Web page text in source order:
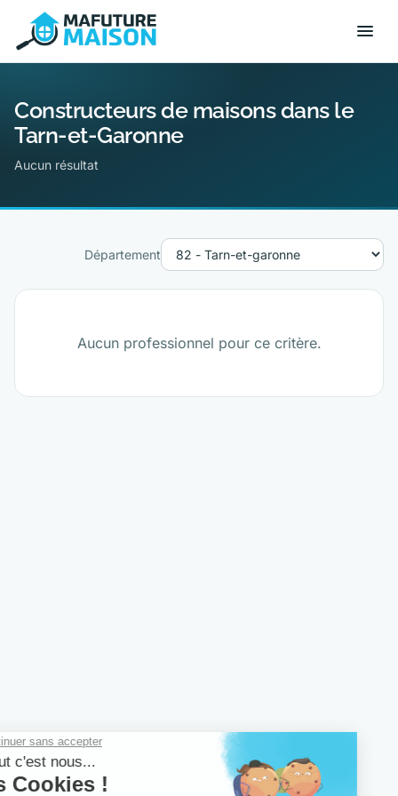
Constructeurs de maisons dans le
Tarn-et-Garonne
Aucun résultat
Département
Aucun professionnel pour ce critère.